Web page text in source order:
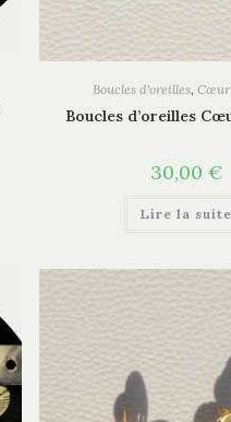
Boucles d'oreilles, Cœur
Boucles d’oreilles
30,00 €
Lire la